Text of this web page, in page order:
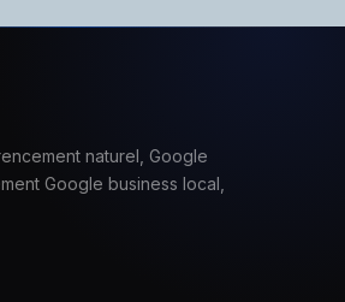
naturel, Google
Google business local,